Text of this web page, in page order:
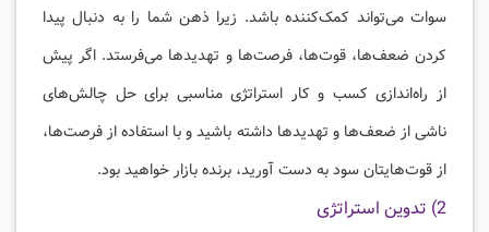
سوات می‌تواند کمک‌کننده باشد. زیرا ذهن شما را به دنبال پیدا
کردن ضعف‌ها، قوت‌ها، فرصت‌ها و تهدیدها می‌فرستد. اگر پیش
از راه‌اندازی کسب و کار استراتژی مناسبی برای حل چالش‌های
ناشی از ضعف‌ها و تهدیدها داشته باشید و با استفاده از فرصت‌ها،
از قوت‌هایتان سود به دست آورید، برنده بازار خواهید بود.
2) تدوین استراتژی